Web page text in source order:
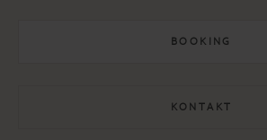
BOOKING
KONTAKT